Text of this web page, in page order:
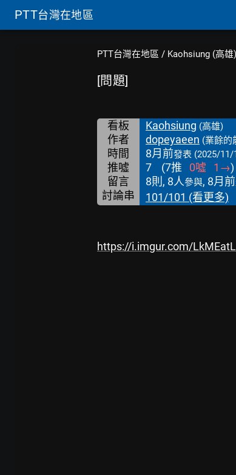
PTT台灣在地區
PTT台灣在地區 / Kaohsiung (高雄)
[問題]
看板 Kaohsiung (高雄)
作者 dopeyaeen (業餘的
時間 8月前發表 (2025/11/
推噓 7 (7推 0噓 1 →)
留言
8則, 8人參與, 8月前
討論串 101/101 (看更多)
https://i.imgur.com/